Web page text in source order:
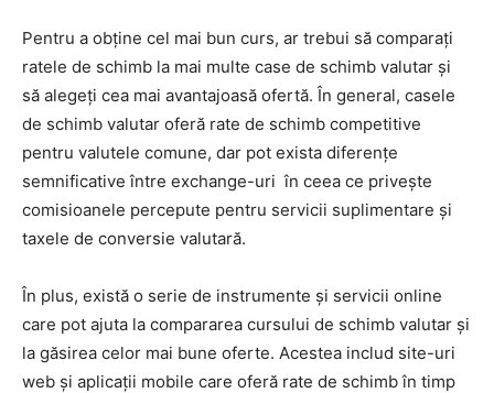
Pentru a obține cel mai bun curs, ar trebui să comparați
ratele de schimb la mai multe case de schimb valutar și
să alegeți cea mai avantajoasă ofertă. În general, casele
de schimb valutar oferă rate de schimb competitive
pentru valutele comune, dar pot exista diferențe
semnificative între exchange-uri în ceea ce privește
comisioanele percepute pentru servicii suplimentare și
taxele de conversie valutară.
În plus, există o serie de instrumente și servicii online
care pot ajuta la compararea cursului de schimb valutar și
la găsirea celor mai bune oferte. Acestea includ site-uri
web și aplicații mobile care oferă rate de schimb în timp